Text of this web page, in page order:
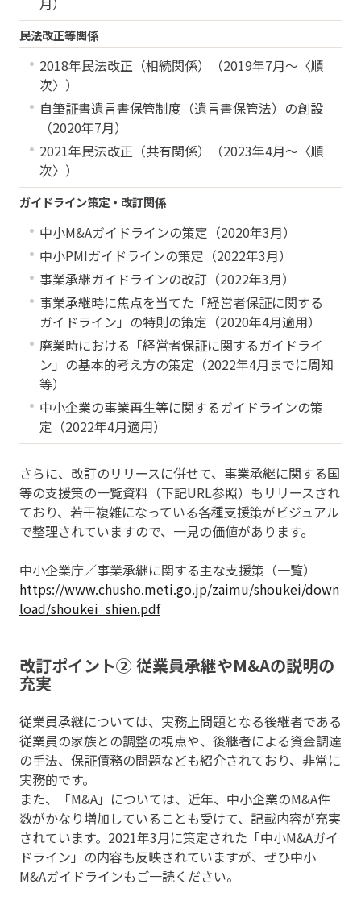
民法改正等関係
2018年民法改正（相続関係）（2019年7月～〈順
次〉）
自筆証書遺言書保管制度（遺言書保管法）の創設
（2020年7月）
2021年民法改正（共有関係）（2023年4月～〈順
次〉）
ガイドライン策定・改訂関係
中小M&Aガイドラインの策定（2020年3月）
中小PMIガイドラインの策定（2022年3月）
事業承継ガイドラインの改訂（2022年3月）
事業承継時に焦点を当てた「経営者保証に関する
ガイドライン」の特則の策定（2020年4月適用）
廃業時における「経営者保証に関するガイドライ
ン」の基本的考え方の策定（2022年4月までに周知
等）
中小企業の事業再生等に関するガイドラインの策
定（2022年4月適用）
さらに、改訂のリリースに併せて、事業承継に関する国
等の支援策の一覧資料（下記URL参照）もリリースされ
ており、若干複雑になっている各種支援策がビジュアル
で整理されていますので、一見の価値があります。
中小企業庁／事業承継に関する主な支援策（一覧）
https://www.chusho.meti.go.jp/zaimu/shoukei/down
load/shoukei_shien.pdf
改訂ポイント② 従業員承継やM&Aの説明の
充実
従業員承継については、実務上問題となる後継者である
従業員の家族との調整の視点や、後継者による資金調達
の手法、保証債務の問題なども紹介されており、非常に
実務的です。
また、「M&A」については、近年、中小企業のM&A件
数がかなり増加していることも受けて、記載内容が充実
されています。2021年3月に策定された「中小M&Aガイ
ドライン」の内容も反映されていますが、ぜひ中小
M&Aガイドラインもご一読ください。